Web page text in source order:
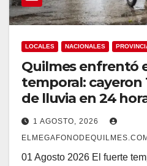
LOCALES NACIONALES
Quilmes enfrentó
temporal: cayeron
de lluvia en 24
1 AGOSTO, 2026
01 Agosto 2026 El fuerte